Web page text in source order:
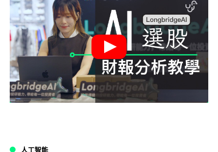
人工智能